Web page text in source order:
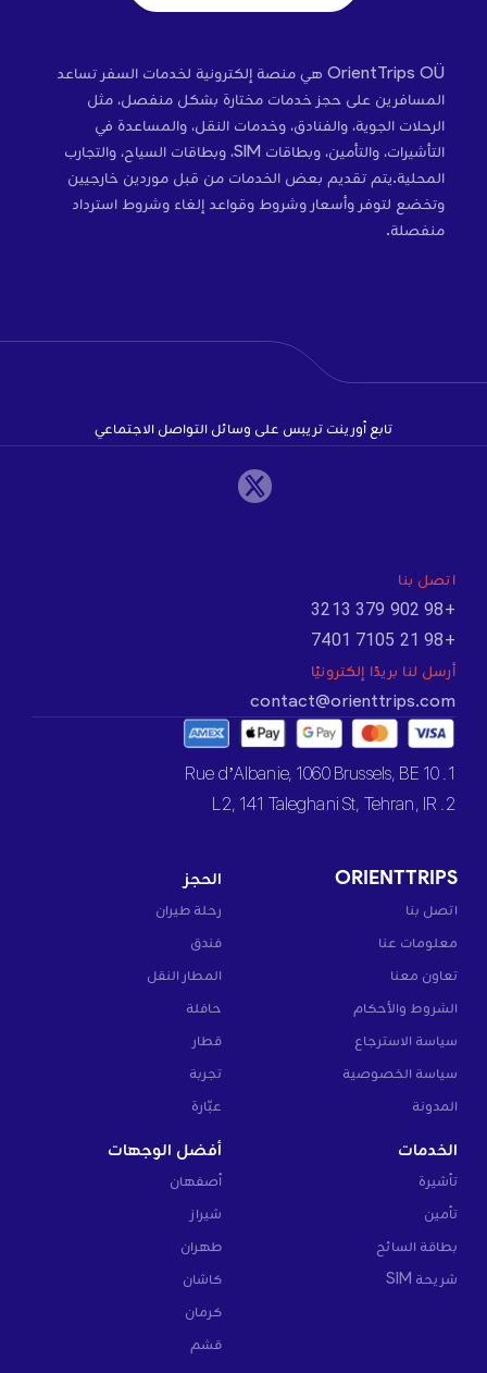
OrientTrips OÜ هي منصة إلكترونية لخدمات السفر تساعد
المسافرين على حجز خدمات مختارة بشكل منفصل، مثل
الرحلات الجوية، والفنادق، وخدمات النقل، والمساعدة في
التأشيرات، والتأمين، وبطاقات SIM، وبطاقات السياح، والتجارب
المحلية.يتم تقديم بعض الخدمات من قبل موردين خارجيين
وتخضع لتوفر وأسعار وشروط وقواعد إلغاء وشروط استرداد
منفصلة.
تابع أورينت تريبس على وسائل التواصل الاجتماعي
اتصل بنا
+98 902 379 3213
+98 21 7105 7401
أرسل لنا بريدًا إلكترونيًا
contact@orienttrips.com
1. 10 Rue d’Albanie, 1060 Brussels, BE
2. L2, 141 Taleghani St, Tehran, IR
ORIENTTRIPS
اتصل بنا
معلومات عنا
تعاون معنا
الشروط والأحكام
سياسة الاسترجاع
سياسة الخصوصية
المدونة
الحجز
رحلة طيران
فندق
المطار النقل
حافلة
قطار
تجربة
عبّارة
الخدمات
تأشيرة
تأمين
بطاقة السائح
شريحة SIM
أفضل الوجهات
أصفهان
شيراز
طهران
كاشان
كرمان
قشم